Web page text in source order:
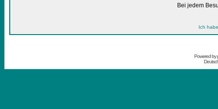
Bei jedem
Ich
Powered by